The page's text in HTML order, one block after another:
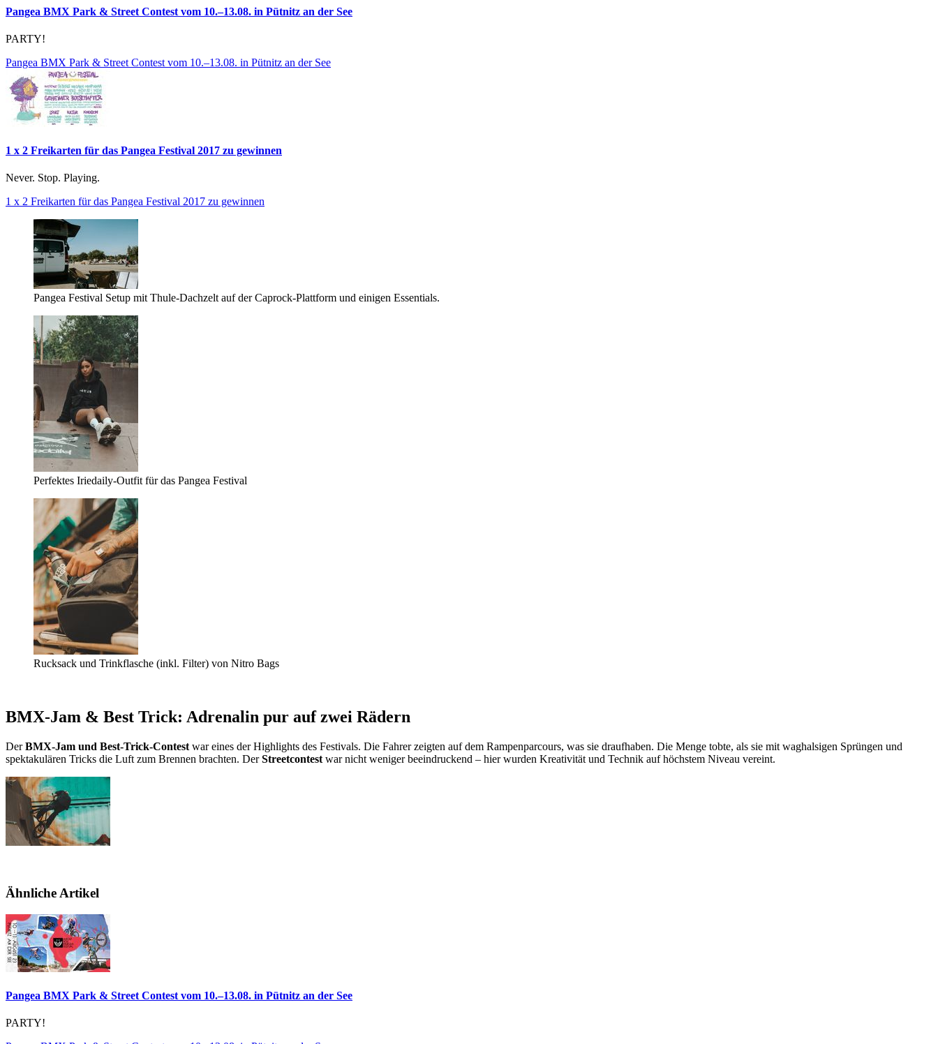
Pangea BMX Park & Street Contest vom 10.–13.08. in Pütnitz an der See
PARTY!
Pangea BMX Park & Street Contest vom 10.–13.08. in Pütnitz an der See
1 x 2 Freikarten für das Pangea Festival 2017 zu gewinnen
Never. Stop. Playing.
1 x 2 Freikarten für das Pangea Festival 2017 zu gewinnen
Pangea Festival Setup mit Thule-Dachzelt auf der Caprock-Plattform und einigen Essentials.
Perfektes Iriedaily-Outfit für das Pangea Festival
Rucksack und Trinkflasche (inkl. Filter) von Nitro Bags
BMX-Jam & Best Trick: Adrenalin pur auf zwei Rädern
DerBMX-Jam und Best-Trick-Contest war eines der Highlights des Festivals. Die Fahrer zeigten auf dem Rampenparcours, was sie draufhaben. Die Menge tobte, als sie mit waghalsigen Sprüngen und
spektakulären Tricks die Luft zum Brennen brachten. DerStreetcontest war nicht weniger beeindruckend – hier wurden Kreativität und Technik auf höchstem Niveau vereint.
Ähnliche Artikel
Pangea BMX Park & Street Contest vom 10.–13.08. in Pütnitz an der See
PARTY!